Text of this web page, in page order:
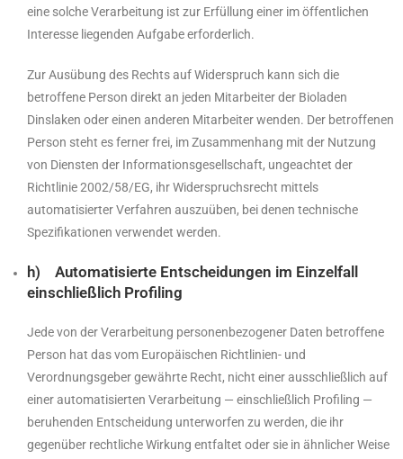
eine solche Verarbeitung ist zur Erfüllung einer im öffentlichen
Interesse liegenden Aufgabe erforderlich.
Zur Ausübung des Rechts auf Widerspruch kann sich die
betroffene Person direkt an jeden Mitarbeiter der Bioladen
Dinslaken oder einen anderen Mitarbeiter wenden. Der betroffenen
Person steht es ferner frei, im Zusammenhang mit der Nutzung
von Diensten der Informationsgesellschaft, ungeachtet der
Richtlinie 2002/58/EG, ihr Widerspruchsrecht mittels
automatisierter Verfahren auszuüben, bei denen technische
Spezifikationen verwendet werden.
h) Automatisierte Entscheidungen im Einzelfall
einschließlich Profiling
Jede von der Verarbeitung personenbezogener Daten betroffene
Person hat das vom Europäischen Richtlinien- und
Verordnungsgeber gewährte Recht, nicht einer ausschließlich auf
einer automatisierten Verarbeitung — einschließlich Profiling —
beruhenden Entscheidung unterworfen zu werden, die ihr
gegenüber rechtliche Wirkung entfaltet oder sie in ähnlicher Weise